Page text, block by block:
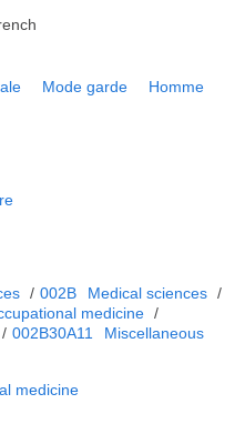
Mode garde Homme
/ 002B Medical sciences /
medicine /
/ 002B30A11 Miscellaneous
medicine